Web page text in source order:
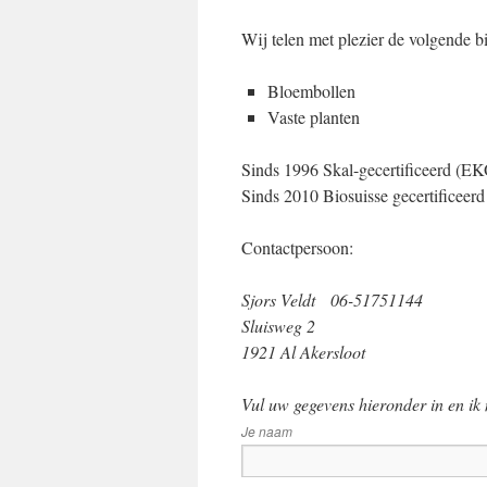
Wij telen met plezier de volgende
Bloembollen
Vaste planten
Sinds 1996 Skal-gecertificeerd
Sinds 2010 Biosuisse
Contactpersoon:
Sjors Veldt 06-51751144
Sluisweg 2
1921 Al Akersloot
Vul uw gegevens hieronder in en
Je naam